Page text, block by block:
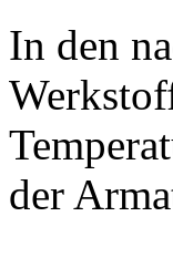
In den
der